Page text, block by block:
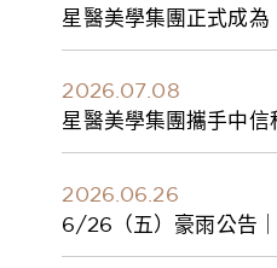
星醫美學集團正式成為
入劑」台灣獨家總代理
2026.07.08
星醫美學集團攜手中
學人才新標準 建構健
2026.06.26
6/26（五）豪雨公告